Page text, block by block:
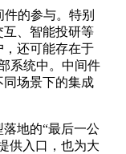
的参与。特别
互、智能投研等
还可能存在于
系统中。中间件
场景下的集成
地的“最后一公
供入口，也为大